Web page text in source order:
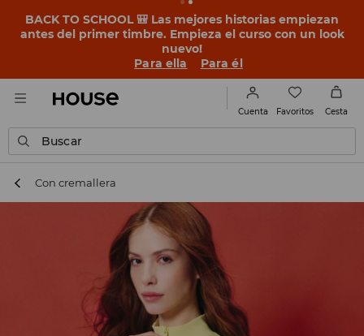
BACK TO SCHOOL 🎒 Las mejores historias empiezan
antes del primer timbre. Empieza el curso con un look
nuevo!
Para ella
Para él
Cuenta Favoritos Cesta
Buscar
Con cremallera